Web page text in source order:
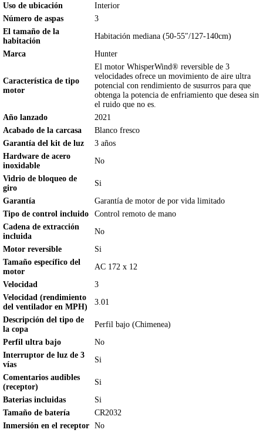
Uso de ubicación
Interior
Número de aspas
3
El tamaño de la
habitación
Habitación mediana (50-55″/127-140cm)
Marca
Hunter
Característica de tipo
motor
El motor WhisperWind® reversible de 3
velocidades ofrece un movimiento de aire ultra
potencial con rendimiento de susurros para que
obtenga la potencia de enfriamiento que desea sin
el ruido que no es.
Año lanzado
2021
Acabado de la carcasa
Blanco fresco
Garantía del kit de luz
3 años
Hardware de acero
inoxidable
No
Vidrio de bloqueo de
giro
Si
Garantía
Garantía de motor de por vida limitado
Tipo de control incluido
Control remoto de mano
Cadena de extracción
incluida
No
Motor reversible
Si
Tamaño específico del
motor
AC 172 x 12
Velocidad
3
Velocidad (rendimiento
del ventilador en MPH)
3.01
Descripción del tipo de
la copa
Perfil bajo (Chimenea)
Perfil ultra bajo
No
Interruptor de luz de 3
vías
Si
Comentarios audibles
(receptor)
Si
Baterias incluidas
Si
Tamaño de batería
CR2032
Inmersión en el receptor No